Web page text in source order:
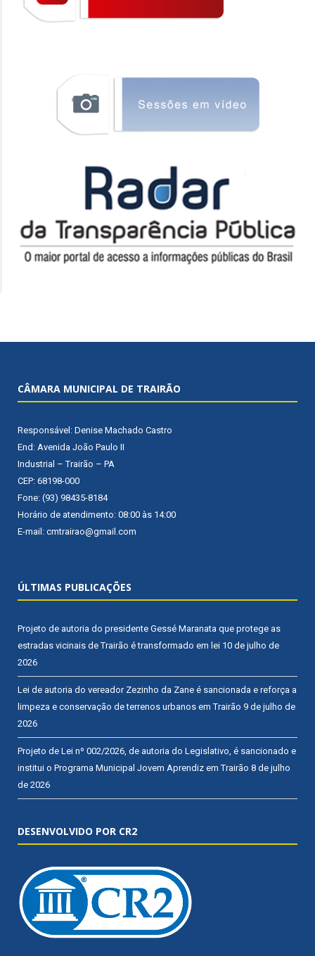
CÂMARA MUNICIPAL DE TRAIRÃO
Responsável: Denise Machado Castro
End: Avenida João Paulo II
Industrial – Trairão – PA
CEP: 68198-000
Fone: (93) 98435-8184
Horário de atendimento: 08:00 às 14:00
E-mail: cmtrairao@gmail.com
ÚLTIMAS PUBLICAÇÕES
Projeto de autoria do presidente Gessé Maranata que protege as
estradas vicinais de Trairão é transformado em lei 10 de julho de
2026
Lei de autoria do vereador Zezinho da Zane é sancionada e reforça a
limpeza e conservação de terrenos urbanos em Trairão 9 de julho de
2026
Projeto de Lei nº 002/2026, de autoria do Legislativo, é sancionado e
institui o Programa Municipal Jovem Aprendiz em Trairão 8 de julho
de 2026
DESENVOLVIDO POR CR2